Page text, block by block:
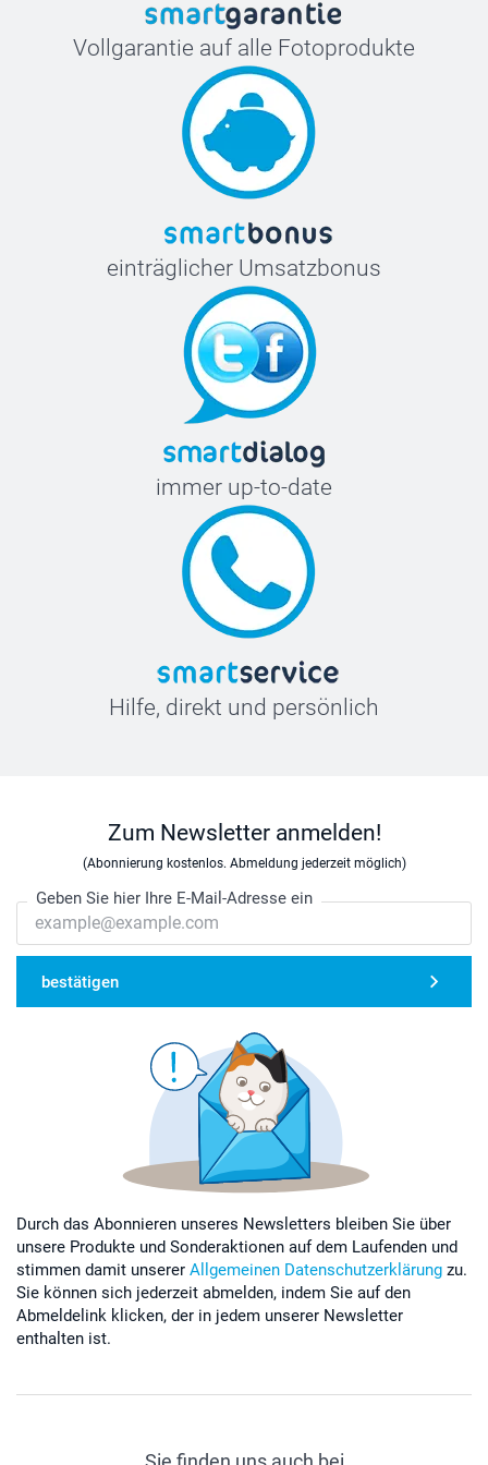
Vollgarantie auf alle Fotoprodukte
einträglicher Umsatzbonus
immer up-to-date
Hilfe, direkt und persönlich
Zum Newsletter anmelden!
(Abonnierung kostenlos. Abmeldung jederzeit möglich)
Geben Sie hier Ihre E-Mail-Adresse ein
bestätigen
Durch das Abonnieren unseres Newsletters bleiben Sie über
unsere Produkte und Sonderaktionen auf dem Laufenden und
stimmen damit unserer Allgemeinen Datenschutzerklärung zu.
Sie können sich jederzeit abmelden, indem Sie auf den
Abmeldelink klicken, der in jedem unserer Newsletter
enthalten ist.